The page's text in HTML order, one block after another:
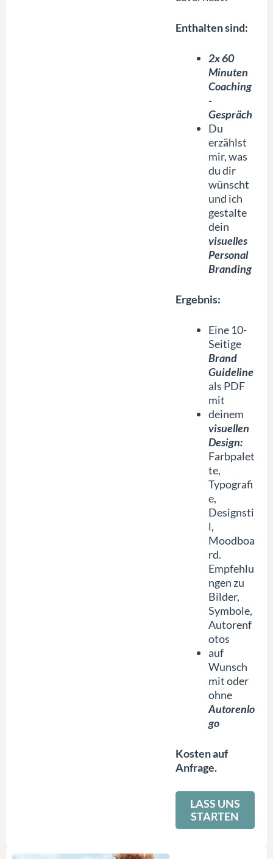
Enthalten sind:
2x 60
Minuten
Coaching
-
Gespräch
Du
erzählst
mir, was
du dir
wünscht
und ich
gestalte
dein
visuelles
Personal
Branding
Ergebnis:
Eine 10-
Seitige
Brand
Guideline
als PDF
mit
deinem
visuellen
Design:
Farbpalet
te,
Typografi
e,
Designsti
l,
Moodboa
rd.
Empfehlu
ngen zu
Bilder,
Symbole,
Autorenf
otos
auf
Wunsch
mit oder
ohne
Autorenlo
go
Kosten auf
Anfrage.
LASS UNS
STARTEN